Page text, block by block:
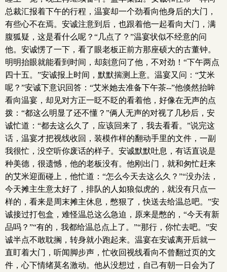
总裁汇报着下午的行程，温宴却一个劲看向他身后的大门，
有些心不在焉。安诚注意到后，也跟着他一起看向大门，满
腹狐疑，这是看什么呢？“几点了？”温宴状似不经意的问
他。安诚愣了一下，看了眼老板正前方那座硕大的古董钟。
明明抬眼就能看到时间，却刻意问了他，不对劲！“下午两点
四十五。”安诚报上时间，默默揣测上意。温宴又问：“艾米
呢？”安诚下意识回答：“艾米她去准备下午茶--”他倏然抬眸
看向温宴，却见对方正一眨不眨的看着他，好像在无声的点
拨：“都这么明显了还不懂？”俩人无声的对视了几秒后，安
诚忙道：“都去这么久了，应该回来了，我去看看。”说完这
话，温宴才把视线收回，装模作样的翻动手里的文件，一副
我很忙，没空听你废话的样子。安诚默默吐息，有话直说是
种美德，很遗憾，他的老板没有。他刚出门，就和匆忙赶来
的艾米迎面碰上，他忙道：“怎么今天去这么久？”“没办法，
今天摊主生意太好了，排队的人如狼似虎的，就没有只点一
样的，看来是周末摊主休息，憋狠了，快送去给温总吧。”安
诚接过打包盒，难怪温总这么急迫，原来是憋的，“今天有新
品吗？”“有的，我都给温总点上了。”“那行，你忙去吧。”安
诚半点不敢耽搁，转身就小跑起来。温宴在安诚离开后就一
直盯着大门，听闻脚步声，忙收回视线看向不曾翻过页的文
件，心下情绪莫名激动。他从没想过，自己有朝一日会为了